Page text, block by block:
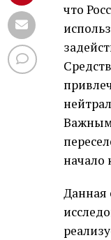
что
Важным
начало
Данная